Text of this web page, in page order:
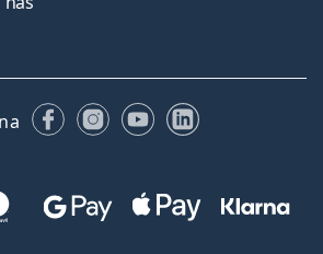
FacebookuInstagrame
YouTubeLinkedIn